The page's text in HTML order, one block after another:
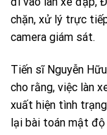
chặn, xử lý trực
camera giám sát.
Tiến sĩ Nguyễn
cho rằng, việc làn
xuất hiện tình
lại bài toán mật độ